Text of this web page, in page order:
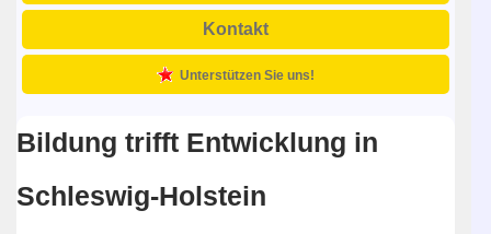
Kontakt
Unterstützen Sie uns!
Bildung trifft Entwicklung in
Schleswig-Holstein